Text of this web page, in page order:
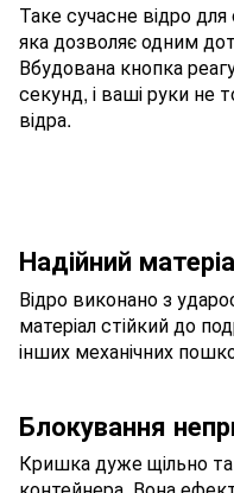
Таке сучасне відро
яка дозволяє одним
Вбудована кнопка
секунд, і ваші руки не
відра.
Надійний
Відро виконано з
матеріал стійкий до
інших механічних
Блокування
Кришка дуже щільно та